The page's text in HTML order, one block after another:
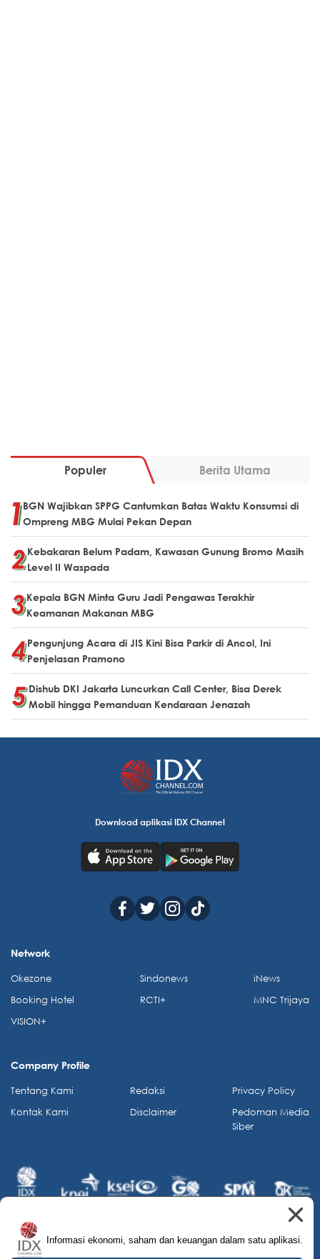
Populer Berita Utama
BGN Wajibkan SPPG Cantumkan Batas Waktu Konsumsi di
Ompreng MBG Mulai Pekan Depan
Kebakaran Belum Padam, Kawasan Gunung Bromo Masih
Level II Waspada
Kepala BGN Minta Guru Jadi Pengawas Terakhir
Keamanan Makanan MBG
Pengunjung Acara di JIS Kini Bisa Parkir di Ancol, Ini
Penjelasan Pramono
Dishub DKI Jakarta Luncurkan Call Center, Bisa Derek
Mobil hingga Pemanduan Kendaraan Jenazah
Informasi ekonomi, saham dan keuangan dalam satu aplikasi.
Download aplikasi IDX Channel
Network
Okezone
Booking Hotel
VISION+
Sindonews
RCTI+
iNews
MNC Trijaya
Company Profile
Tentang Kami
Kontak Kami
Redaksi
Disclaimer
Privacy Policy
Pedoman Media
Siber
© 2026 IDX Channel. All Rights Reserved.